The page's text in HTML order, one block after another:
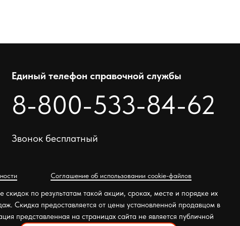
по результатам такой акции, сроках, месте и порядке их
Скидка предоставляется от цены установленной продавцом в
представленная на страницах сайта не является публичной
Соглашение об использовании cookie-файлов
Единый телефон справочной службы
8-800-533-84-62
Звонок бесплатный